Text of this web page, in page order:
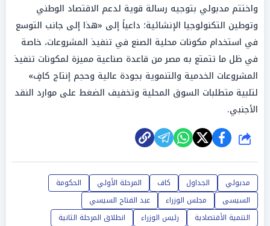
واختتم مدبولي بتوجيه رسالة قوية لدعم الاقتصاد الوطني
وتوطين التكنولوجيا الإنشائية؛ داعياً إلى «هذا إلى جانب التوسع
في استخدام مكونات محلية الصنع في تنفيذ المشروعات، خاصة
في ظل ما تتمتع به مصر من قاعدة صناعية مميزة لمكونات تنفيذ
المشروعات الخدمية والتنموية بجودة عالية وحجم إنتاج كافٍ»
لتلبية متطلبات السوق المحلية وتخفيف الضغط على موارد النقد
الأجنبي.
شارك
مدبولي الجداول كاف المرحلة الأولي
الحكومة
السيسى
مجلس الوزراء
عبد الفتاح السيسي
التنمية الأقتصادية
رئيس الوزراء
انطلاق المرحلة الثانية